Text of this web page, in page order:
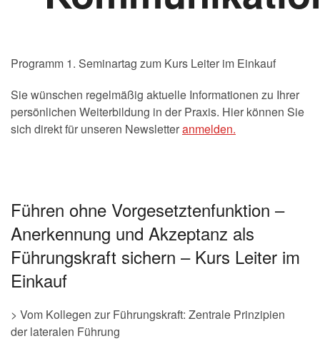
Programm 1. Seminartag zum Kurs Leiter im Einkauf
Sie wünschen regelmäßig aktuelle Informationen zu Ihrer
persönlichen Weiterbildung in der Praxis. Hier können Sie
sich direkt für unseren Newsletteranmelden.
Führen ohne Vorgesetztenfunktion –
Anerkennung und Akzeptanz als
Führungskraft sichern – Kurs Leiter im
Einkauf
> Vom Kollegen zur Führungskraft: Zentrale Prinzipien
der lateralen Führung